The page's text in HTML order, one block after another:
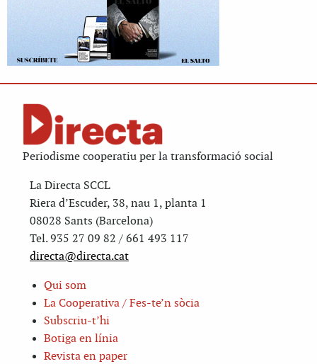
Periodisme cooperatiu per la transformació social
La Directa SCCL
Riera d’Escuder, 38, nau 1, planta 1
08028 Sants (Barcelona)
Tel. 935 27 09 82 / 661 493 117
directa@directa.cat
Qui som
La Cooperativa / Fes-te’n sòcia
Subscriu-t’hi
Botiga en línia
Revista en paper